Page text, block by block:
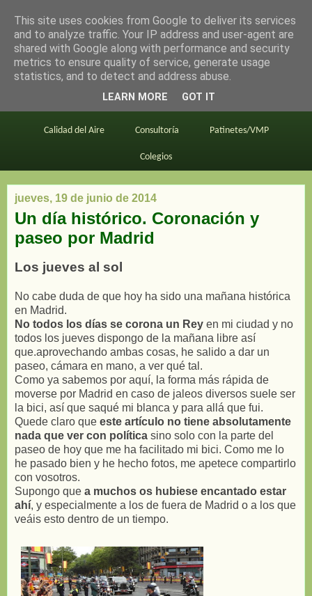
en bici por madrid
Este blog BiciMAD Primeros consejos
Calidad del Aire Consultoría Patinetes/VMP
Colegios
jueves, 19 de junio de 2014
Un día histórico. Coronación y
paseo por Madrid
Los jueves al sol
No cabe duda de que hoy ha sido una mañana histórica
en Madrid.
No todos los días se corona un Rey en mi ciudad y no
todos los jueves dispongo de la mañana libre así
que.aprovechando ambas cosas, he salido a dar un
paseo, cámara en mano, a ver qué tal.
Como ya sabemos por aquí, la forma más rápida de
moverse por Madrid en caso de jaleos diversos suele ser
la bici, así que saqué mi blanca y para allá que fui.
Quede claro que este artículo no tiene absolutamente
nada que ver con política sino solo con la parte del
paseo de hoy que me ha facilitado mi bici. Como me lo
he pasado bien y he hecho fotos, me apetece compartirlo
con vosotros.
Supongo que a muchos os hubiese encantado estar
ahí, y especialmente a los de fuera de Madrid o a los que
veáis esto dentro de un tiempo.
This site uses cookies from Google to deliver its services
and to analyze traffic. Your IP address and user-agent are
shared with Google along with performance and security
metrics to ensure quality of service, generate usage
statistics, and to detect and address abuse.
LEARN MORE GOT IT